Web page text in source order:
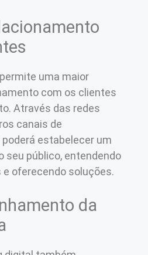
uma maior
com os clientes
Através das redes
canais de
estabelecer um
seu público, entendendo
oferecendo soluções.
da